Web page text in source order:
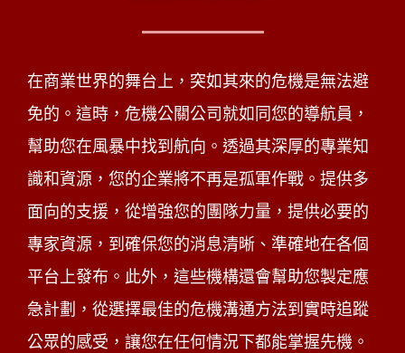
在商業世界的舞台上，突如其來的危機是無法避
免的。這時，危機公關公司就如同您的導航員，
幫助您在風暴中找到航向。透過其深厚的專業知
識和資源，您的企業將不再是孤軍作戰。提供多
面向的支援，從增強您的團隊力量，提供必要的
專家資源，到確保您的消息清晰、準確地在各個
平台上發布。此外，這些機構還會幫助您製定應
急計劃，從選擇最佳的危機溝通方法到實時追蹤
公眾的感受，讓您在任何情況下都能掌握先機。